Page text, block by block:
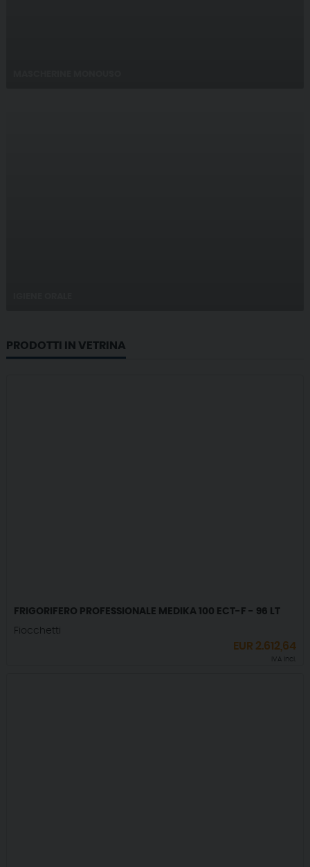
PRODOTTI IN VETRINA
FRIGORIFERO PROFESSIONALE MEDIKA 100 ECT-F - 96 LT
Fiocchetti
EUR 2.612,64
IVA incl.